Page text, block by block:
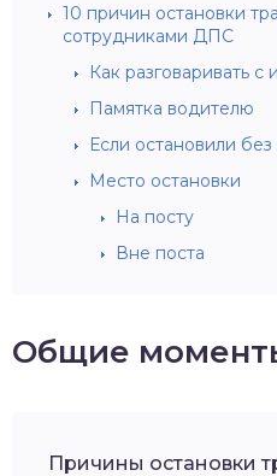
10 причин остановки
сотрудниками ДПС
Как разговаривать с
Памятка водителю
Если остановили
Место остановки
На посту
Вне поста
Общие
Причины остановки